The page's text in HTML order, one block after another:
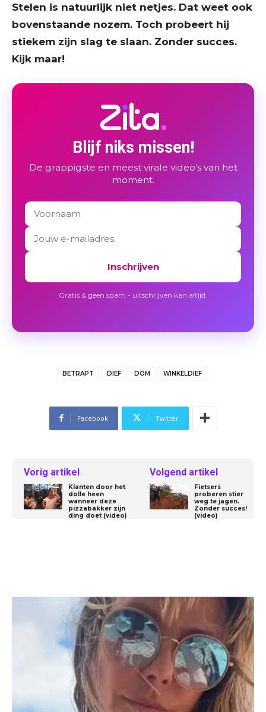
Stelen is natuurlijk niet netjes. Dat weet ook
bovenstaande nozem. Toch probeert hij
stiekem zijn slag te slaan. Zonder succes.
Kijk maar!
Blijf niks missen!
De grappigste en meest virale video’s van het
moment.
Inschrijven
Gratis & geen spam - uitschrijven kan altijd.
BETRAPT DIEF DOM WINKELDIEF
Facebook Twitter
Vorig artikel
Klanten door het
dolle heen
wanneer deze
pizzabakker zijn
ding doet (video)
Volgend artikel
Fietsers
proberen stier
weg te jagen.
Zonder succes!
(video)